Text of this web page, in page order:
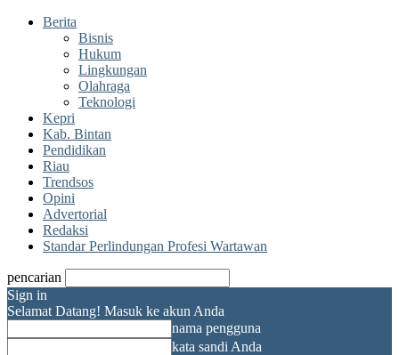
Berita
Bisnis
Hukum
Lingkungan
Olahraga
Teknologi
Kepri
Kab. Bintan
Pendidikan
Riau
Trendsos
Opini
Advertorial
Redaksi
Standar Perlindungan Profesi Wartawan
pencarian
Sign in
Selamat Datang! Masuk ke akun Anda
nama pengguna
kata sandi Anda